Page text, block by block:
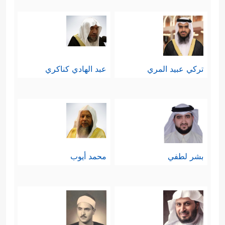
وحده على وفق سُننه في الابتلاء
والاختبار، وليست بالأمانيِّ؛ فمَن اختارَ
طريقَ الهداية هُدِيَ، ومَن اختارَ طريق
﴿إِنَّكَ لَا تَهۡدِی مَنۡ أَحۡبَبۡتَ وَلَـٰكِنَّ
ٱللَّهَ یَهۡدِی مَن یَشَاۤءُۚ وَهُوَ أَعۡلَمُ بِٱلۡمُهۡتَدِینَ﴾
سابعًا: أورَدَ القرآن اعتراضًا ثانيًا
نُتَخَطَّفۡ مِنۡ أَرۡضِنَاۤۚ﴾
وهو اعتراضٌ سياسيٌّ
ربما اعتذر به نفَرٌ منهم ممن لم يتجرَّأ
تركي عبيد المري عبد الهادي كناكري
بشر لطفي محمد أيوب